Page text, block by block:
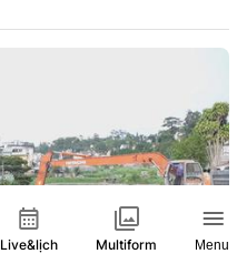
Live&lịch Multiform Menu